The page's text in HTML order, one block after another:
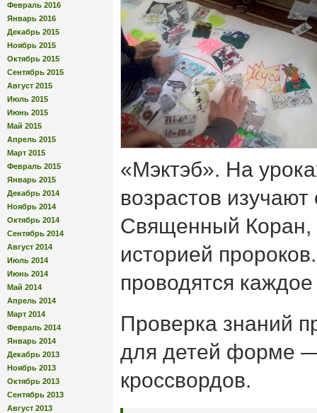
Февраль 2016
Январь 2016
Декабрь 2015
Ноябрь 2015
Октябрь 2015
Сентябрь 2015
Август 2015
Июль 2015
Июнь 2015
Май 2015
Апрель 2015
Март 2015
Февраль 2015
Январь 2015
Декабрь 2014
Ноябрь 2014
Октябрь 2014
Сентябрь 2014
Август 2014
Июль 2014
Июнь 2014
Май 2014
Апрель 2014
Март 2014
Февраль 2014
Январь 2014
Декабрь 2013
Ноябрь 2013
Октябрь 2013
Сентябрь 2013
Август 2013
«Мэктэб». На
возрастов
Священный Коран,
историей
проводятся
Проверка знаний
для детей форме
кроссвордов.